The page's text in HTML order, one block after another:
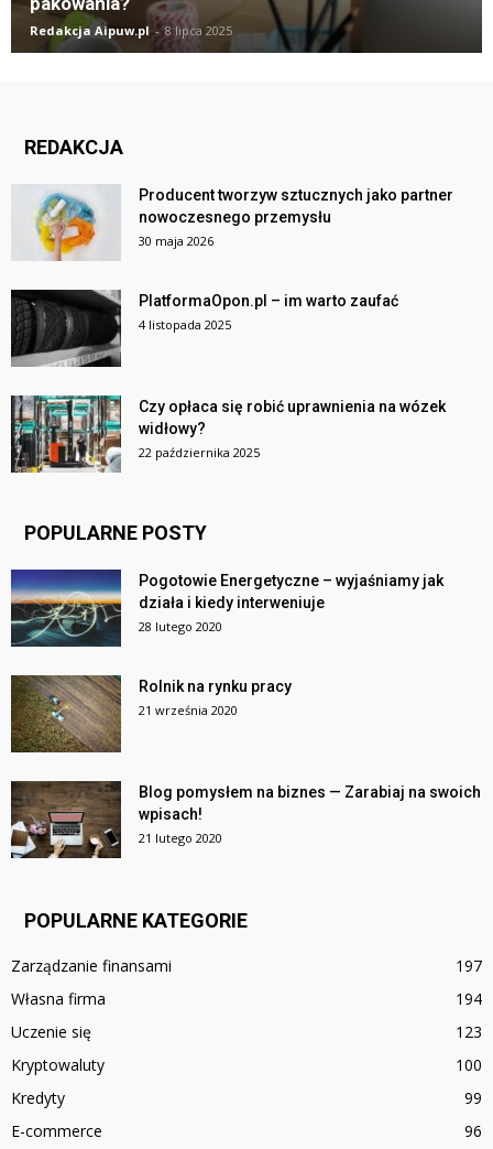
Redakcja Aipuw.pl - 8 lipca 2025
REDAKCJA
Producent tworzyw sztucznych jako partner
nowoczesnego przemysłu
30 maja 2026
PlatformaOpon.pl – im warto zaufać
4 listopada 2025
Czy opłaca się robić uprawnienia na wózek
widłowy?
22 października 2025
POPULARNE POSTY
Pogotowie Energetyczne – wyjaśniamy jak
działa i kiedy interweniuje
28 lutego 2020
Rolnik na rynku pracy
21 września 2020
Blog pomysłem na biznes — Zarabiaj na swoich
wpisach!
21 lutego 2020
POPULARNE KATEGORIE
Zarządzanie finansami
197
Własna firma
194
Uczenie się
123
Kryptowaluty
100
Kredyty
99
E-commerce
96